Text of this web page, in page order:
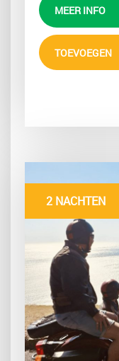
MEER INFO
TOEVOEGEN
2 NACHTEN